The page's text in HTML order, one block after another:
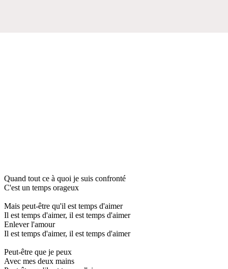
Quand tout ce à quoi je suis confronté
C'est un temps orageux
Mais peut-être qu'il est temps d'aimer
Il est temps d'aimer, il est temps d'aimer
Enlever l'amour
Il est temps d'aimer, il est temps d'aimer
Peut-être que je peux
Avec mes deux mains